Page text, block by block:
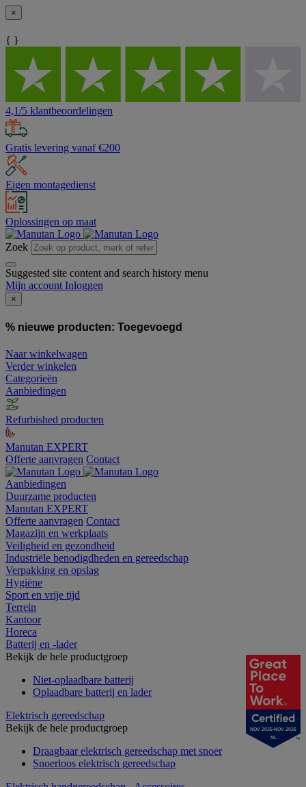
×
{ }
4,1/5 klantbeoordelingen
Gratis levering vanaf €200
Eigen montagedienst
Oplossingen op maat
Zoek
Suggested site content and search history menu
Mijn account Inloggen
×
% nieuwe producten: Toegevoegd
Naar winkelwagen
Verder winkelen
Categorieën
Aanbiedingen
Refurbished producten
Manutan EXPERT
Offerte aanvragen Contact
Aanbiedingen
Duurzame producten
Manutan EXPERT
Offerte aanvragen Contact
Magazijn en werkplaats
Veiligheid en gezondheid
Industriële benodigdheden en gereedschap
Verpakking en opslag
Hygiëne
Sport en vrije tijd
Terrein
Kantoor
Horeca
Batterij en -lader
Bekijk de hele productgroep
Niet-oplaadbare batterij
Oplaadbare batterij en lader
Elektrisch gereedschap
Bekijk de hele productgroep
Draagbaar elektrisch gereedschap met snoer
Snoerloos elektrisch gereedschap
NOV 2025-NOV 2026
NL